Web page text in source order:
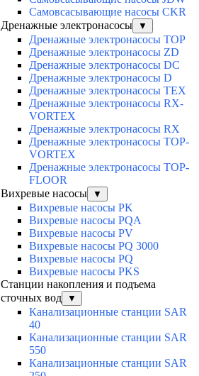
Самовсасывающие насосы CKR
Дренажные электронасосы
▼
Дренажные электронасосы TOP
Дренажные электронасосы ZD
Дренажные электронасосы DC
Дренажные электронасосы D
Дренажные электронасосы TEX
Дренажные электронасосы RX-
VORTEX
Дренажные электронасосы RX
Дренажные электронасосы TOP-
VORTEX
Дренажные электронасосы TOP-
FLOOR
Вихревые насосы
▼
Вихревые насосы PK
Вихревые насосы PQA
Вихревые насосы PV
Вихревые насосы PQ 3000
Вихревые насосы PQ
Вихревые насосы PKS
Станции накопления и подъема
сточных вод
▼
Канализационные станции SAR
40
Канализационные станции SAR
550
Канализационные станции SAR